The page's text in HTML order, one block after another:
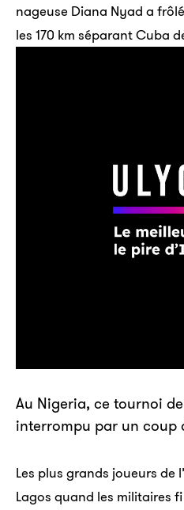
nageuse Diana Nyad a
les 170 km séparant Cuba
Au Nigeria, ce tournoi
interrompu par un coup
Les plus grands joueurs de
Lagos quand les militaires